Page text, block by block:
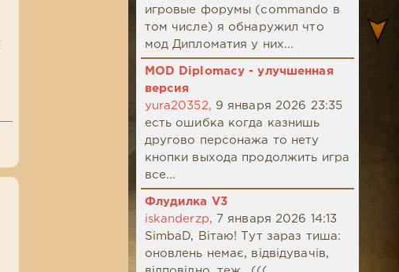
игровые форумы (commando в
том числе) я обнаружил что
мод Дипломатия у них...
MOD Diplomacy - улучшенная
версия
yura20352, 9 января 2026 23:35
есть ошибка когда казнишь
другово персонажа то нету
кнопки выхода продолжить игра
все...
Флудилка V3
iskanderzp,
7 января 2026 14:13
SimbaD, Вітаю! Тут зараз тиша:
оновлень немає, відвідувачів,